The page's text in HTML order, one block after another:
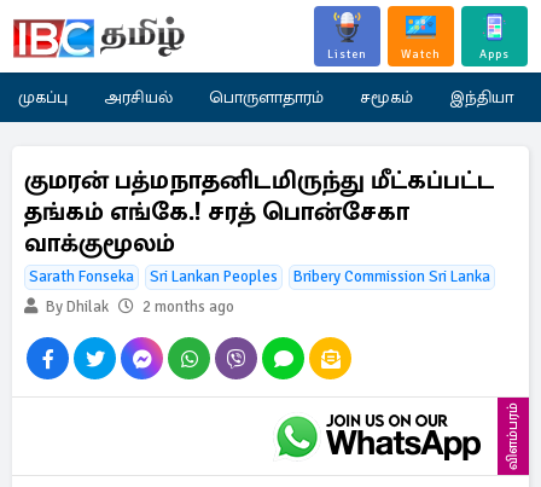
Listen Watch Apps
முகப்பு அரசியல் பொருளாதாரம் சமூகம் இந்தியா
குமரன் பத்மநாதனிடமிருந்து மீட்கப்பட்ட
தங்கம் எங்கே.! சரத் பொன்சேகா
வாக்குமூலம்
Sarath Fonseka Sri Lankan Peoples
Bribery Commission Sri Lanka
By Dhilak
2 months ago
விளம்பரம்